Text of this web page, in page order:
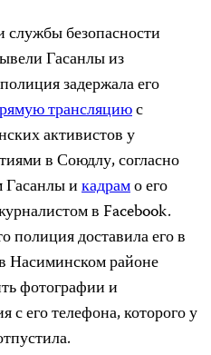
службы безопасности
Гасанлы из
задержала его
трансляциюс
активистов у
в Союдлу, согласно
Гасанлы икадрамо его
в Facebook.
доставила его в
Насиминском районе
фотографии и
с его телефона, которого у